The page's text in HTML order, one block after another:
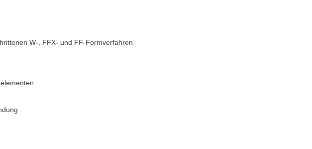
W-, FFX- und FF-Formverfahren